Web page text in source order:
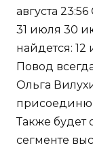
августа
31 июля 30
найдется:
Повод
Ольга
Также будет
сегменте